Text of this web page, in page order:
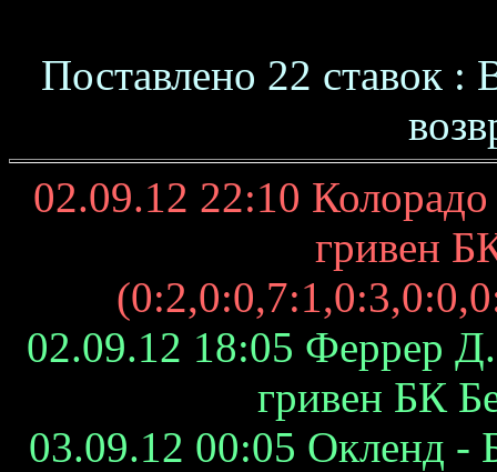
Поставлено 22 ставок
02.09.12 22:10
гривен
02.09.12 18:05 Феррер
гривен БК
03.09.12 00:05 Окленд -